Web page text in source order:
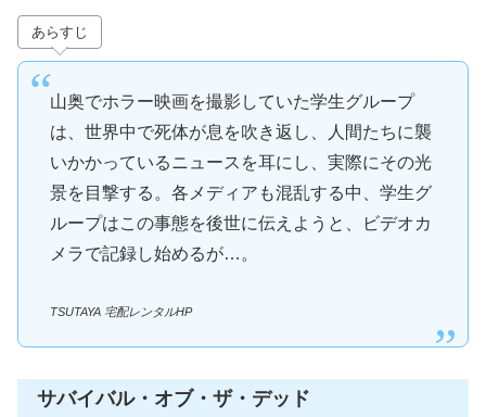
あらすじ
山奥でホラー映画を撮影していた学生グループ
は、世界中で死体が息を吹き返し、人間たちに襲
いかかっているニュースを耳にし、実際にその光
景を目撃する。各メディアも混乱する中、学生グ
ループはこの事態を後世に伝えようと、ビデオカ
メラで記録し始めるが…。
TSUTAYA 宅配レンタルHP
サバイバル・オブ・ザ・デッド